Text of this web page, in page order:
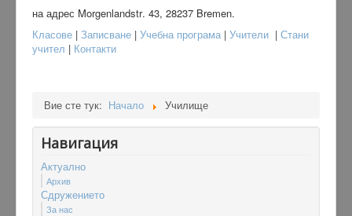
на адрес Morgenlandstr. 43, 28237 Bremen.
Класове | Записване | Учебна програма | Учители | Стани
учител | Контакти
Вие сте тук: Начало Училище
Навигация
Актуално
Архив
Сдружението
За нас